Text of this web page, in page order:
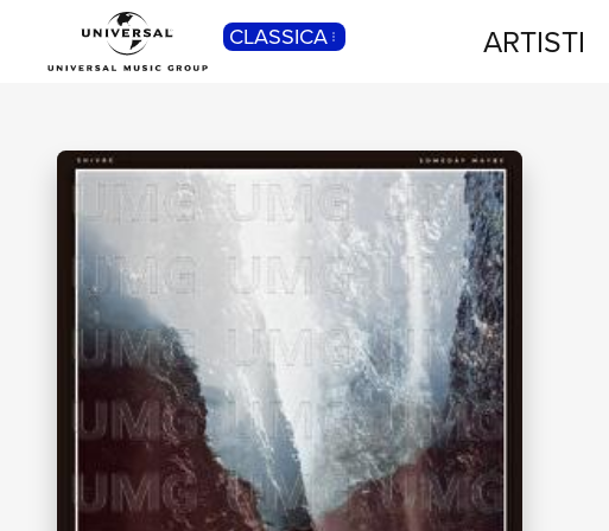
CLASSICA ARTISTI
POP